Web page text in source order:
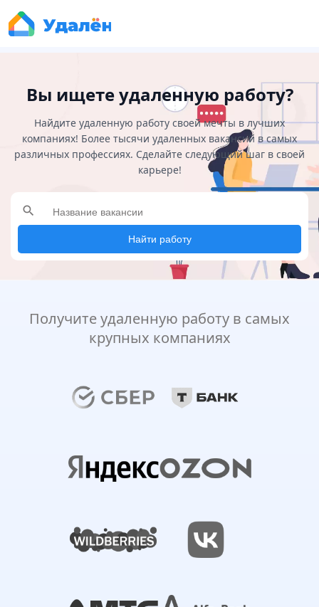
Вы ищете удаленную работу?
Найдите удаленную работу своей мечты в лучших
компаниях! Более тысячи удаленных вакансий в самых
различных профессиях. Сделайте следующий шаг в своей
карьере!
search
Найти работу
Получите удаленную работу в самых
крупных компаниях